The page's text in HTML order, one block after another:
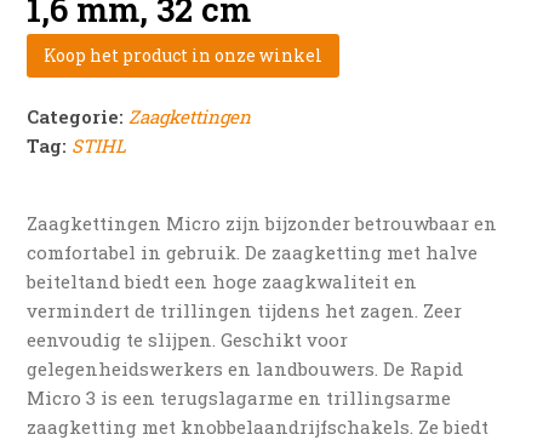
1,6 mm, 32 cm
Koop het product in onze winkel
Categorie: Zaagkettingen
Tag: STIHL
Zaagkettingen Micro zijn bijzonder betrouwbaar en
comfortabel in gebruik. De zaagketting met halve
beiteltand biedt een hoge zaagkwaliteit en
vermindert de trillingen tijdens het zagen. Zeer
eenvoudig te slijpen. Geschikt voor
gelegenheidswerkers en landbouwers. De Rapid
Micro 3 is een terugslagarme en trillingsarme
zaagketting met knobbelaandrijfschakels. Ze biedt